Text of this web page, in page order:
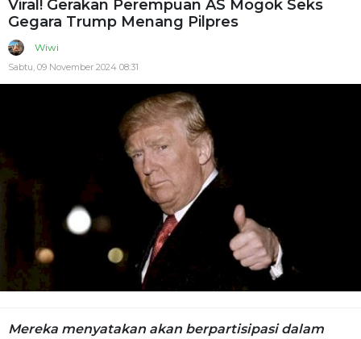
Viral! Gerakan Perempuan AS Mogok Seks
Gegara Trump Menang Pilpres
Wiwi
Sabtu, 09 November 2024 08:31
Mereka menyatakan akan berpartisipasi dalam